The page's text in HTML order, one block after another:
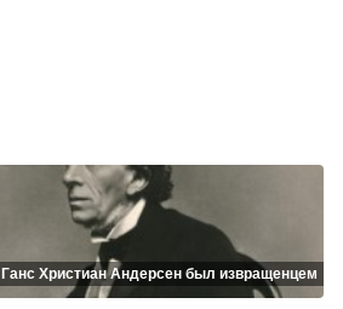
Ганс Христиан Андерсен был извращенцем